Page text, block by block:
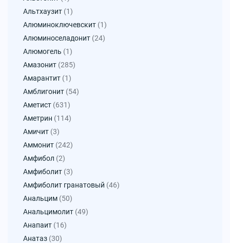
Альтхаузит (1)
Алюминоключевскит (1)
Алюминоселадонит (24)
Алюмогель (1)
Амазонит (285)
Амарантит (1)
Амблигонит (54)
Аметист (631)
Аметрин (114)
Амичит (3)
Аммонит (242)
Амфибол (2)
Амфиболит (3)
Амфиболит гранатовый (46)
Анальцим (50)
Анальцимолит (49)
Анапаит (16)
Анатаз (30)